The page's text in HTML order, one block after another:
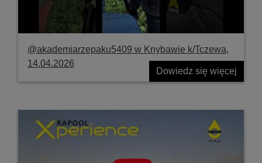
@akademiarzepaku5409 w Knybawie k/Tczewa,
14.04.2026
Dowiedz się więcej